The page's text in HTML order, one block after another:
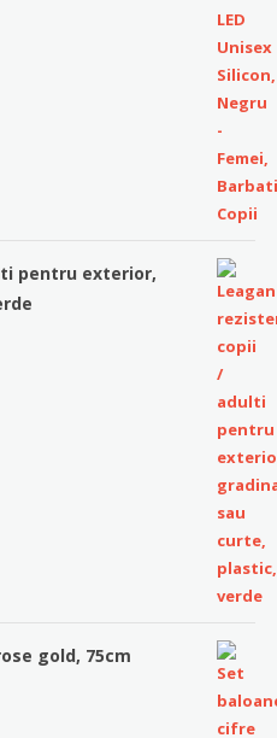
pentru exterior,
gold, 75cm